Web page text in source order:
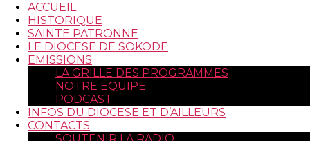
ACCUEIL
HISTORIQUE
SAINTE PATRONNE
LE DIOCESE DE SOKODE
EMISSIONS
LA GRILLE DES PROGRAMMES
NOTRE EQUIPE
PODCAST
INFOS DU DIOCESE ET D’AILLEURS
CONTACTS